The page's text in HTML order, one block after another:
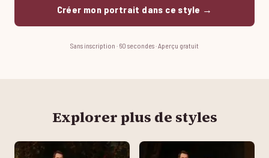
Créer mon portrait dans ce style →
Sans inscription · 60 secondes · Aperçu gratuit
Explorer plus de styles